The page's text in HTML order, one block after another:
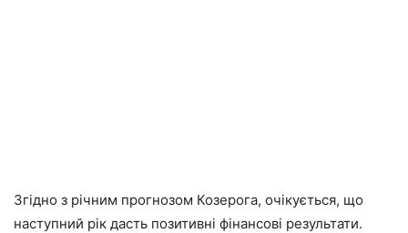
Згідно з річним прогнозом Козерога, очікується, що
наступний рік дасть позитивні фінансові результати.